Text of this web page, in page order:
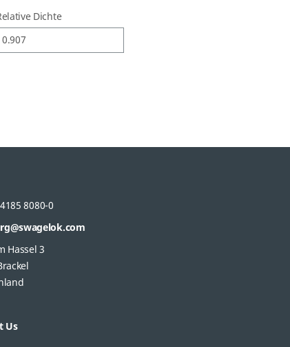
Dichte
8080-0
Hassel 3
Us